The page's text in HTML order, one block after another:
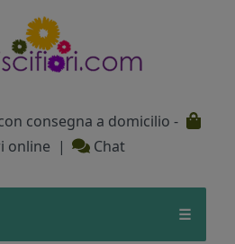
consegna a domicilio -
online | Chat
☰